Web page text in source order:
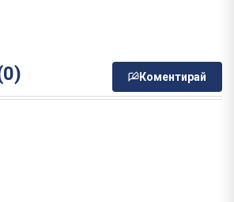
Коментирай